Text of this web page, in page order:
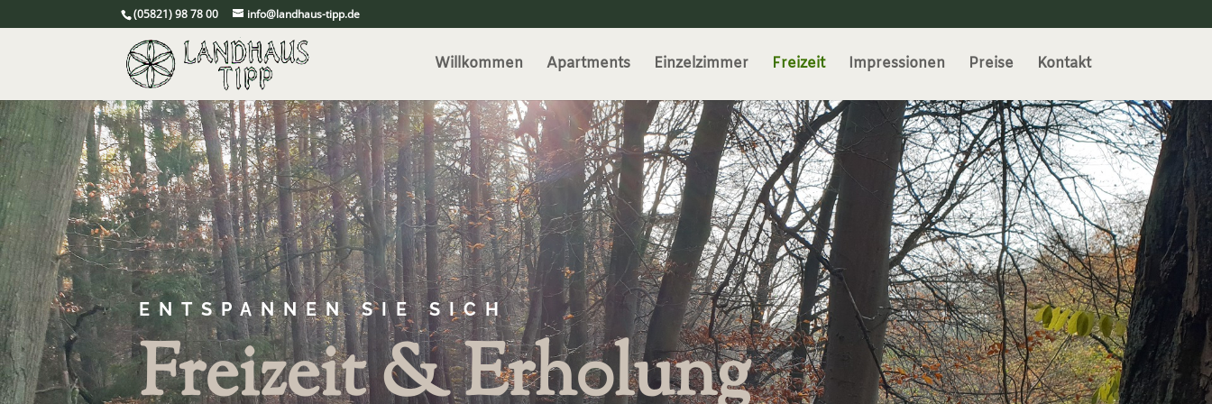
(05821) 98 78 00 info@landhaus-tipp.de
Willkommen Apartments Einzelzimmer Freizeit Impressionen Preise Kontakt
ENTSPANNEN SIE SICH
Freizeit & Erh0lung